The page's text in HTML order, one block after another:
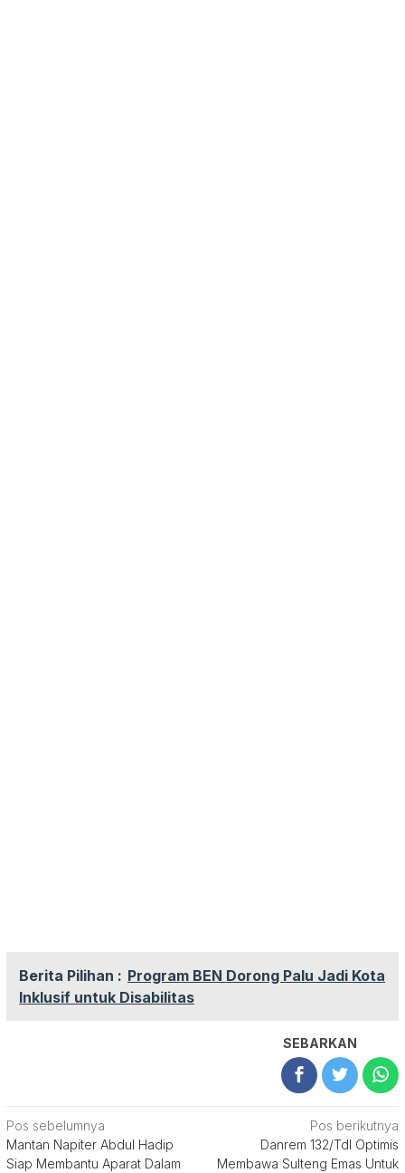
Berita Pilihan : Program BEN Dorong Palu Jadi Kota
Inklusif untuk Disabilitas
SEBARKAN
Navigasi
pos
Pos sebelumnya
Mantan Napiter Abdul Hadip
Siap Membantu Aparat Dalam
Pos berikutnya
Danrem 132/Tdl Optimis
Membawa Sulteng Emas Untuk